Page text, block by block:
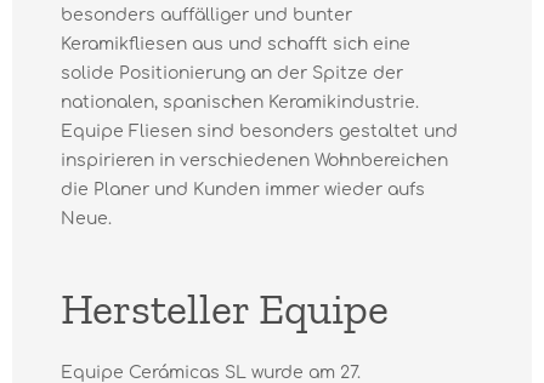
besonders auffälliger und bunter
Keramikfliesen aus und schafft sich eine
solide Positionierung an der Spitze der
nationalen, spanischen Keramikindustrie.
Equipe Fliesen sind besonders gestaltet und
inspirieren in verschiedenen Wohnbereichen
die Planer und Kunden immer wieder aufs
Neue.
Hersteller Equipe
Equipe Cerámicas SL wurde am 27.